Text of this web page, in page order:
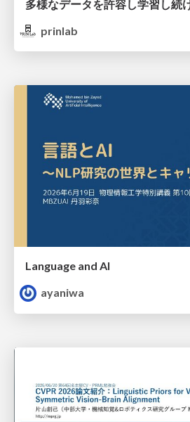
prinlab
Language and AI
ayaniwa